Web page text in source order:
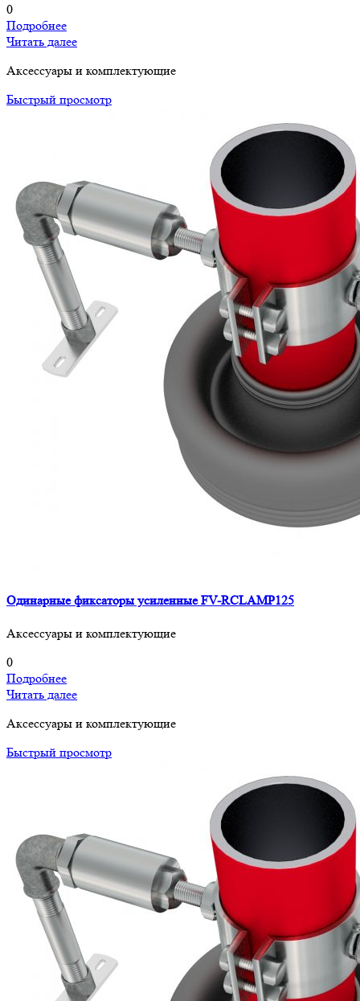
0
Подробнее
Читать далее
Аксессуары и комплектующие
Быстрый просмотр
Одинарные фиксаторы усиленные FV-RCLAMP125
Аксессуары и комплектующие
0
Подробнее
Читать далее
Аксессуары и комплектующие
Быстрый просмотр